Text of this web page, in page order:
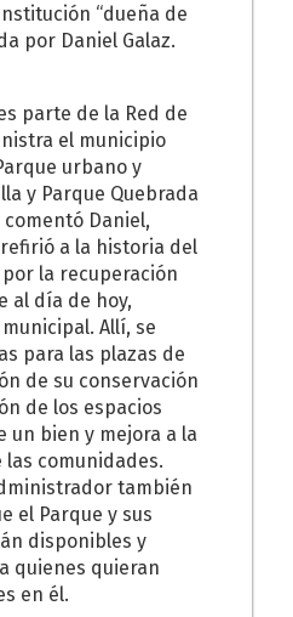
“dueña de
por Daniel Galaz.
parte de la Red de
el municipio
urbano y
y Parque Quebrada
Daniel,
a la historia del
la recuperación
al día de hoy,
Allí, se
para las plazas de
de su conservación
de los espacios
un bien y mejora a la
comunidades.
también
el Parque y sus
disponibles y
quienes quieran
en él.